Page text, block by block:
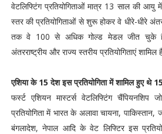
वेटलिफ्टिंग प्रतियोगिताओं मात्र 13 साल की आयु
स्तर की प्रतियोगिताओं से शुरू होकर वे धीरे-धीरे
तक वे 100 से अधिक गोल्ड मेडल जीत चुके हैं।
अंतरराष्ट्रीय और राज्य स्तरीय प्रतियोगिताएं शामिल
एशिया के 15 देश इस प्रतियोगिता में शामिल हुए थे
फर्स्ट एशियन मास्टर्स वेटलिफ्टिंग
प्रतियोगिता में भारत के अलावा चायना, पाकिस्तान,
बंगलादेश, नेपाल आदि के वेट लिफ्टिर इस